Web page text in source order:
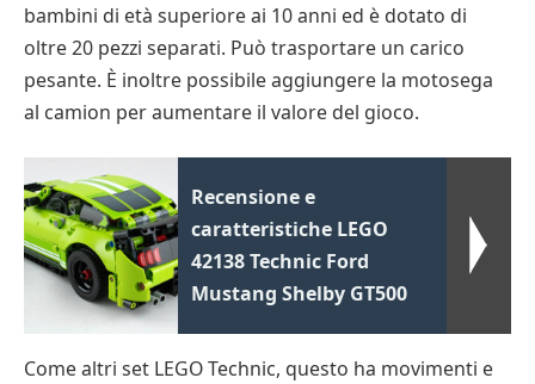
bambini di età superiore ai 10 anni ed è dotato di
oltre 20 pezzi separati. Può trasportare un carico
pesante. È inoltre possibile aggiungere la motosega
al camion per aumentare il valore del gioco.
Recensione e
caratteristiche LEGO
42138 Technic Ford
Mustang Shelby GT500
Come altri set LEGO Technic, questo ha movimenti e